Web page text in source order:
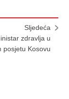
Sljedeća
zdravlja u
posjetu Kosovu